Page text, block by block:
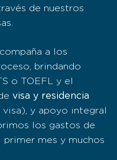
de nuestros
a los
brindando
o TOEFL y el
visa y residencia
y apoyo integral
los gastos de
primer mes y muchos